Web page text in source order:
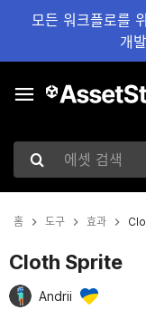
모든 워크플로를
개
에셋 검색
홈 도구 효과
Cloth Sprite
Andrii